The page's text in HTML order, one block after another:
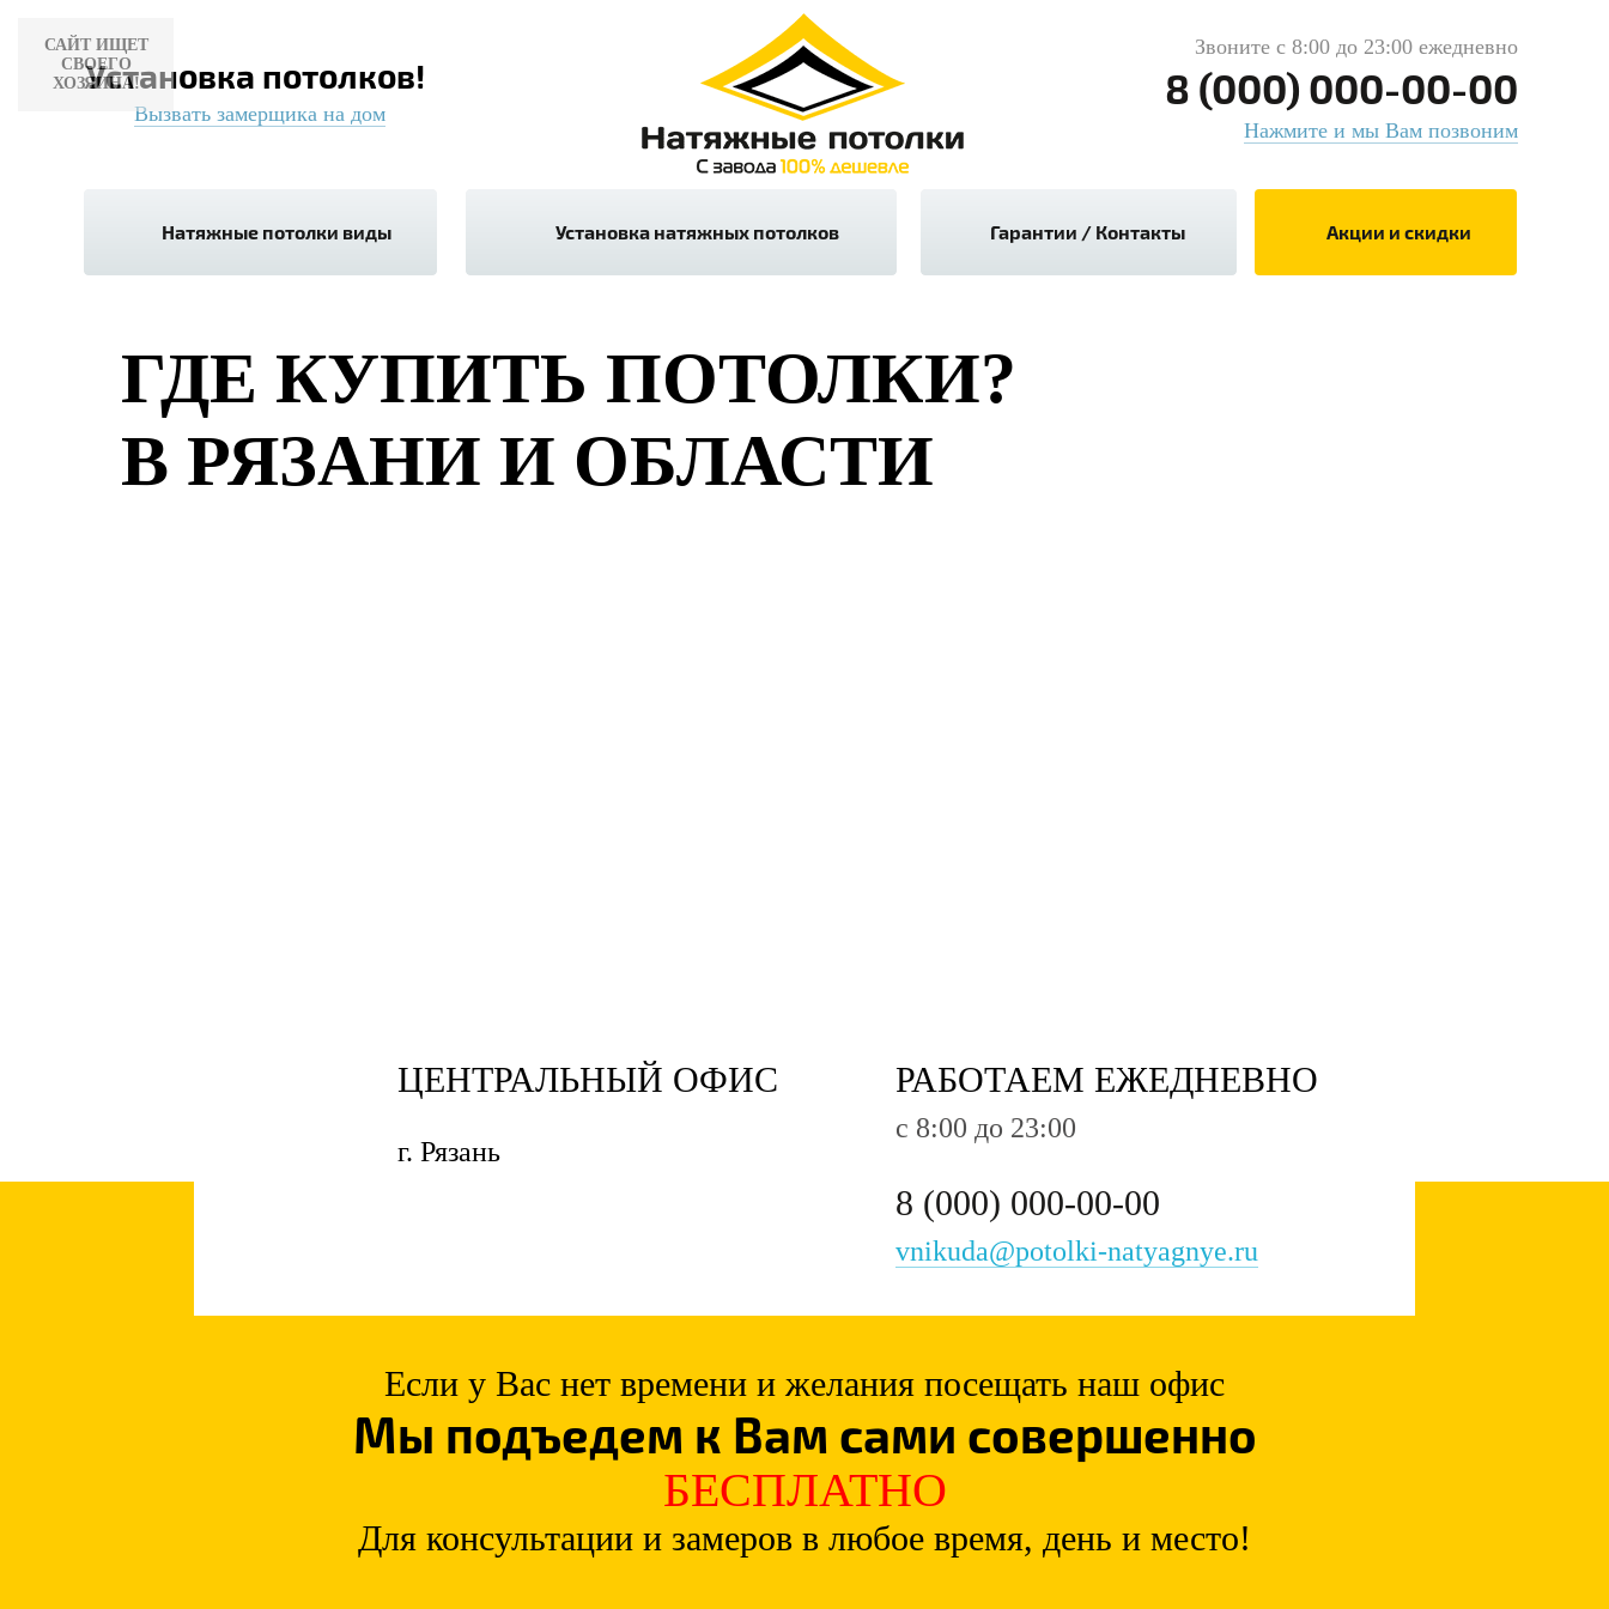
Установка потолков!
Вызвать замерщика на дом
Звоните с 8:00 до 23:00 ежедневно
8 (000) 000-00-00
Нажмите и мы Вам позвоним
Натяжные потолки виды Установка натяжных потолков Гарантии / Контакты Акции и скидки
ГДЕ КУПИТЬ ПОТОЛКИ?
В РЯЗАНИ И ОБЛАСТИ
ЦЕНТРАЛЬНЫЙ ОФИС
г. Рязань
РАБОТАЕМ ЕЖЕДНЕВНО
c 8:00 до 23:00
8 (000) 000-00-00
vnikuda@potolki-natyagnye.ru
Если у Вас нет времени и желания посещать наш офис
Мы подъедем к Вам сами совершенно
БЕСПЛАТНО
Для консультации и замеров в любое время, день и место!
САЙТ ИЩЕТ
СВОЕГО
ХОЗЯИНА!